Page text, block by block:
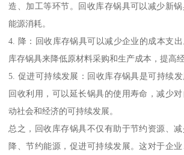
造、加工等环节。回收库存锅具可以减少新
能源消耗。
4. 降：回收库存锅具可以减少企业的成本支
库存锅具来降低原材料采购和生产成本，提高经
5. 促进可持续发展：回收库存锅具是可持续
回收利用，可以延长锅具的使用寿命，减少
动社会和经济的可持续发展。
总之，回收库存锅具不仅有助于节约资源、
降、节约能源，促进可持续发展。这对于企